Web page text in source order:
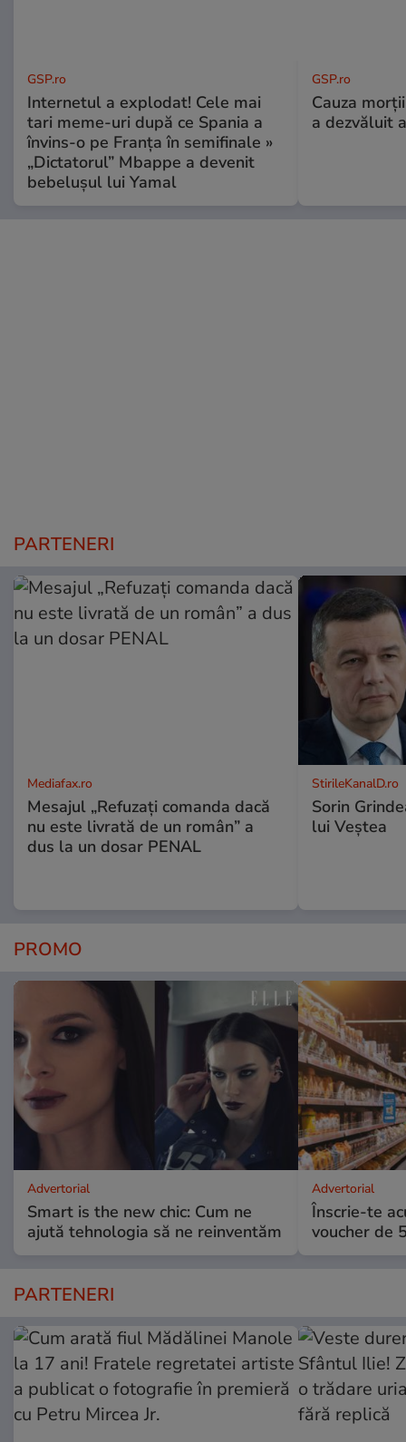
GSP.ro
Internetul a explodat! Cele mai
tari meme-uri după ce Spania a
învins-o pe Franța în semifinale »
„Dictatorul” Mbappe a devenit
bebelușul lui Yamal
GSP.ro
Cauza
a dezvăluit
PARTENERI
Mediafax.ro
Mesajul „Refuzați comanda dacă
nu este livrată de un român” a
dus la un dosar PENAL
StirileKanalD.ro
Sorin
lui Veștea
PROMO
Advertorial
Smart is the new chic: Cum ne
ajută tehnologia să ne reinventăm
Advertorial
Înscrie-te
voucher de
PARTENERI